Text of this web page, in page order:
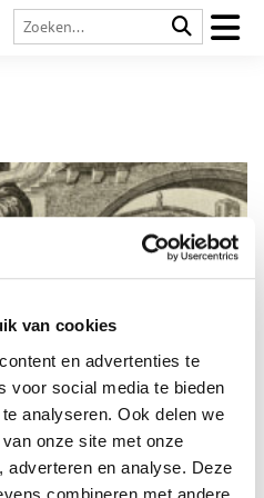
van cookies
en advertenties te
voor social media te bieden
analyseren. Ook delen we
onze site met onze
adverteren en analyse. Deze
combineren met andere
1574) was een echte pionier.
en tekeningen, maar ook
en gravures. Zijn
vernieuwend, maar zijn
Om op grote schaal prenten
door professionele
prentenserie ‘De vier